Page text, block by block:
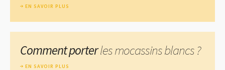
EN SAVOIR PLUS
Comment porterles mocassins blancs ?
EN SAVOIR PLUS